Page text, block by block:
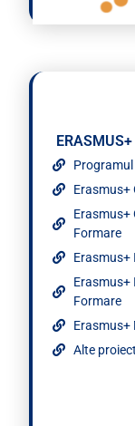
ERASMUS+
Erasmus+
Erasmus+
Formare
Erasmus+
Erasmus+
Formare
Erasmus+
Alte